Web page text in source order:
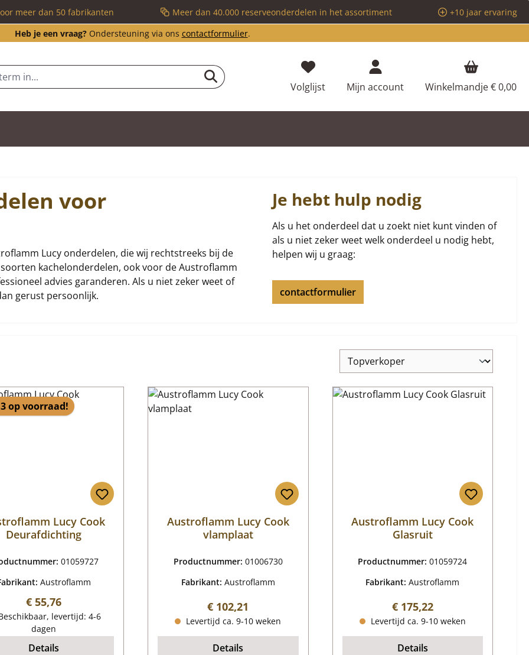
meer dan 50 fabrikanten Meer dan 40.000 reserveonderdelen in het assortiment
+10 jaar ervaring
Heb je een vraag?Ondersteuning via ons contactformulier.
VolglijstJe hebt 0 items op je verlanglijstje
Mijn account Winkelmandje€ 0,00
voor
Lucy onderdelen, die wij rechtstreeks bij de
kachelonderdelen, ook voor de Austroflamm
advies garanderen. Als u niet zeker weet of
gerust persoonlijk.
Je hebt hulp nodig
Als u het onderdeel dat u zoekt niet kunt vinden of
als u niet zeker weet welk onderdeel u nodig hebt,
helpen wij u graag:
contactformulier
op voorraad!
Lucy Cook
Deurafdichting
01059727
Austroflamm
Normale prijs:
€ 55,76
levertijd: 4-6
dagen
Details
Austroflamm Lucy Cook
vlamplaat
Productnummer: 01006730
Fabrikant: Austroflamm
Normale prijs:
€ 102,21
Levertijd ca. 9-10 weken
Details
Austroflamm Lucy Cook
Glasruit
Productnummer:01059724
Fabrikant:Austroflamm
Normale prijs:
€ 175,22
Levertijd ca. 9-10 weken
Details